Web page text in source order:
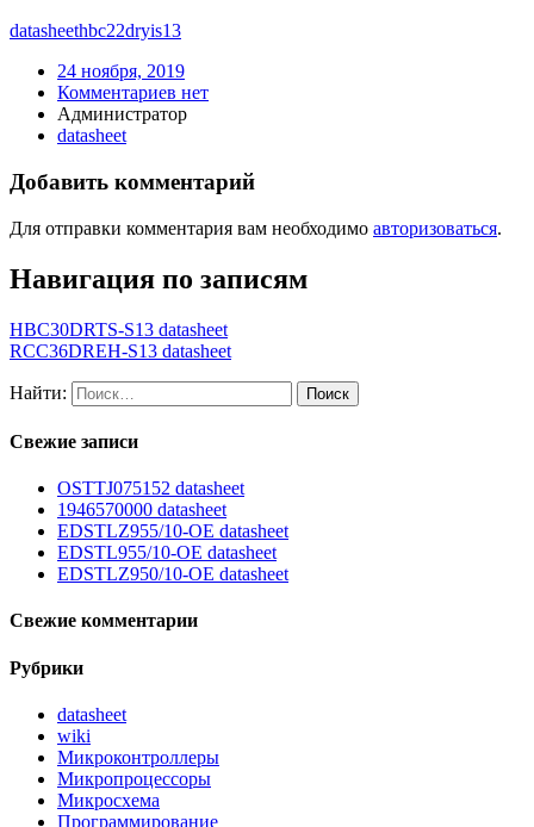
datasheethbc22dryis13
24 ноября, 2019
Комментариев нет
Администратор
datasheet
Добавить комментарий
Для отправки комментария вам необходимо авторизоваться.
Навигация по записям
HBC30DRTS-S13 datasheet
RCC36DREH-S13 datasheet
Найти:
Свежие записи
OSTTJ075152 datasheet
1946570000 datasheet
EDSTLZ955/10-OE datasheet
EDSTL955/10-OE datasheet
EDSTLZ950/10-OE datasheet
Свежие комментарии
Рубрики
datasheet
wiki
Микроконтроллеры
Микропроцессоры
Микросхема
Программирование